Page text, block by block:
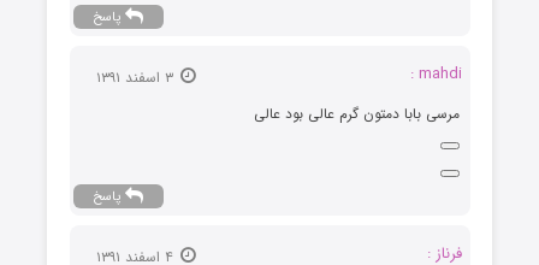
پاسخ
mahdi :
مرسی بابا دمتون گرم عالی بود عالی
پاسخ
فرناز :